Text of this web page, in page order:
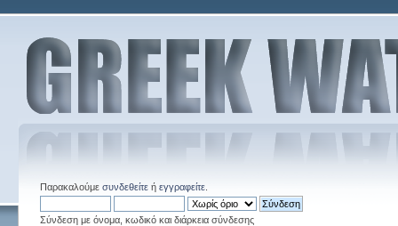
Παρακαλούμε συνδεθείτεή εγγραφείτε.
Σύνδεση με όνομα, κωδικό και διάρκεια σύνδεσης